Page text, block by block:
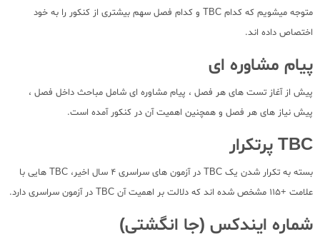
متوجه میشویم که کدام TBC و کدام فصل سهم بیشتری از کنکور را به خود
اختصاص داده اند.
پیام مشاوره ای
پیش از آغاز تست های هر فصل ، پیام مشاوره ای شامل مباحث داخل فصل ،
پیش نیاز های هر فصل و همچنین اهمیت آن در کنکور آمده است.
TBC پرتکرار
بسته به تکرار شدن یک TBC در آزمون های سراسری 4 سال اخیر، TBC هایی با
علامت +115 مشخص شده اند که دلالت بر اهمیت آن TBC در آزمون سراسری دارد.
شماره ایندکس (جا انگشتی)